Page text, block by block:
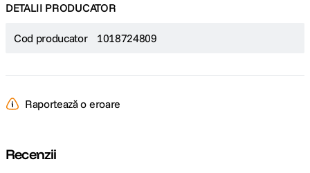
DETALII PRODUCATOR
Cod producator 1018724809
Raportează o eroare
Recenzii